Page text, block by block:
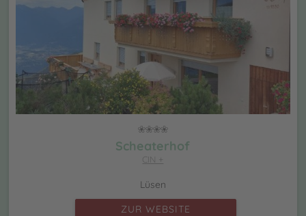
Scheaterhof
CIN +
Lüsen
ZUR WEBSITE